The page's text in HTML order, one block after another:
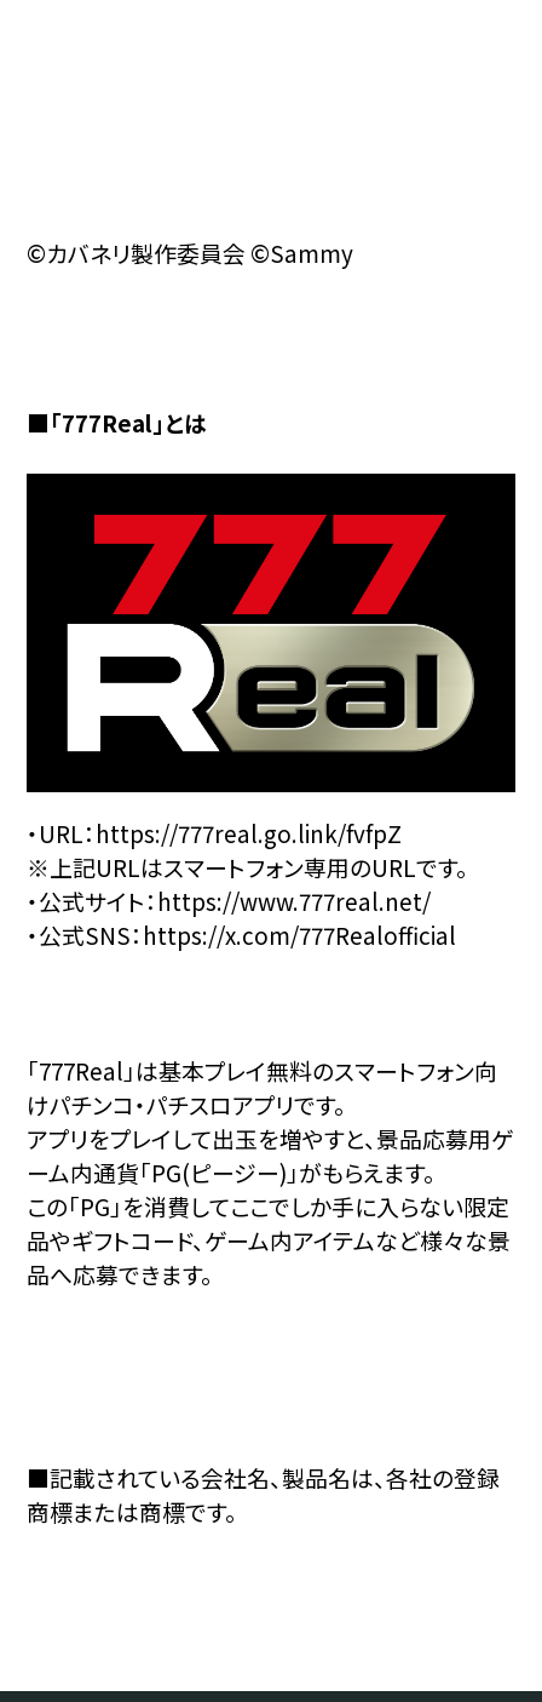
©カバネリ製作委員会 ©Sammy
■「777Real」とは
・URL： https://777real.go.link/fvfpZ
※上記URLはスマートフォン専用のURLです。
・公式サイト： https://www.777real.net/
・公式SNS： https://x.com/777Realofficial
「777Real」は基本プレイ無料のスマートフォン向
けパチンコ・パチスロアプリです。
アプリをプレイして出玉を増やすと、景品応募用ゲ
ーム内通貨「PG(ピージー)」がもらえます。
この「PG」を消費してここでしか手に入らない限定
品やギフトコード、ゲーム内アイテムなど様々な景
品へ応募できます。
■記載されている会社名、製品名は、各社の登録
商標または商標です。